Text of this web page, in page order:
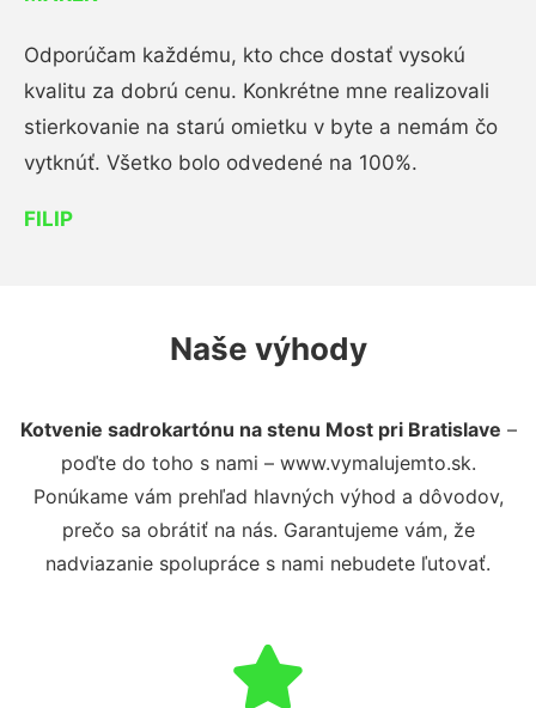
Odporúčam každému, kto chce dostať vysokú
kvalitu za dobrú cenu. Konkrétne mne realizovali
stierkovanie na starú omietku v byte a nemám čo
vytknúť. Všetko bolo odvedené na 100%.
FILIP
Naše výhody
Kotvenie sadrokartónu na stenu Most pri Bratislave –
poďte do toho s nami – www.vymalujemto.sk.
Ponúkame vám prehľad hlavných výhod a dôvodov,
prečo sa obrátiť na nás. Garantujeme vám, že
nadviazanie spolupráce s nami nebudete ľutovať.